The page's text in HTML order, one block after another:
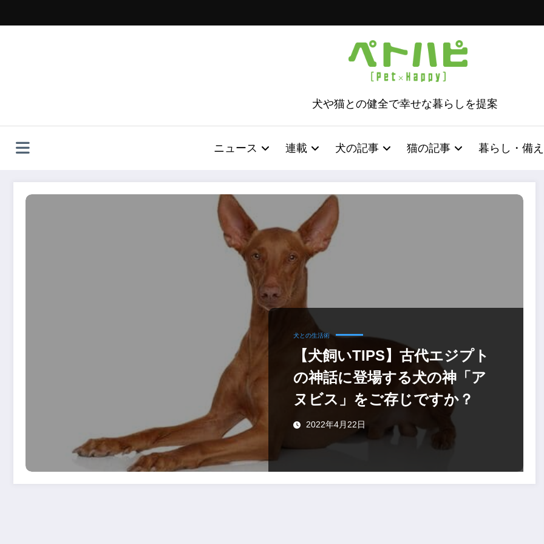
ッ
犬や猫との健全で幸せな暮らしを提案
ニュース 連載 犬の記事 猫の記事 暮らし・備え
犬との生活術
【犬飼いTIPS】古代エジプト
の神話に登場する犬の神「ア
ヌビス」をご存じですか？
2022年4月22日